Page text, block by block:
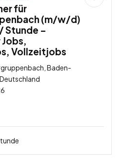
für
(m/w/d)
Stunde –
Vollzeitjobs
Baden-